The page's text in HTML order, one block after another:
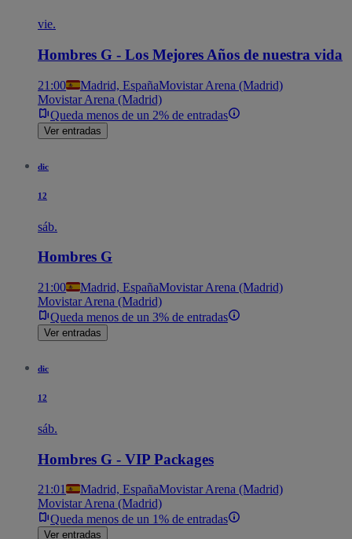
vie.
Hombres G - Los Mejores Años de nuestra vida
21:00 Madrid, EspañaMovistar Arena (Madrid)
Movistar Arena (Madrid)
Queda menos de un 2% de entradas
Ver entradas
dic
12
sáb.
Hombres G
21:00 Madrid, EspañaMovistar Arena (Madrid)
Movistar Arena (Madrid)
Queda menos de un 3% de entradas
Ver entradas
dic
12
sáb.
Hombres G - VIP Packages
21:01 Madrid, EspañaMovistar Arena (Madrid)
Movistar Arena (Madrid)
Queda menos de un 1% de entradas
Ver entradas